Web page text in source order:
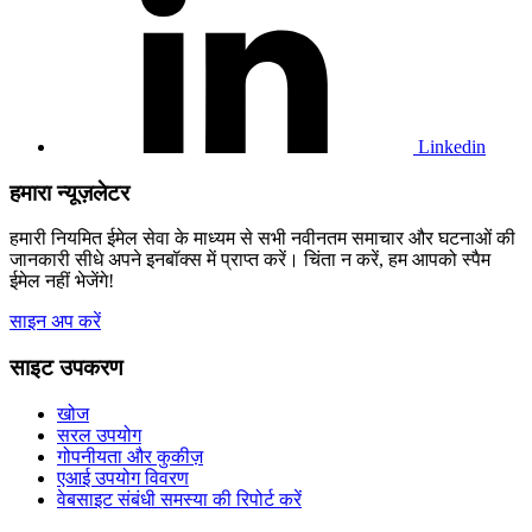
Linkedin
हमारा न्यूज़लेटर
हमारी नियमित ईमेल सेवा के माध्यम से सभी नवीनतम समाचार और घटनाओं की
जानकारी सीधे अपने इनबॉक्स में प्राप्त करें। चिंता न करें, हम आपको स्पैम
ईमेल नहीं भेजेंगे!
साइन अप करें
साइट उपकरण
खोज
सरल उपयोग
गोपनीयता और कुकीज़
एआई उपयोग विवरण
वेबसाइट संबंधी समस्या की रिपोर्ट करें